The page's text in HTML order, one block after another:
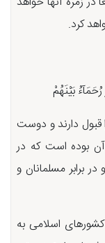
کرد.
بَیْنَهُمْ
دارند و دوست
است که در
مسلمانان و
اسلامی به